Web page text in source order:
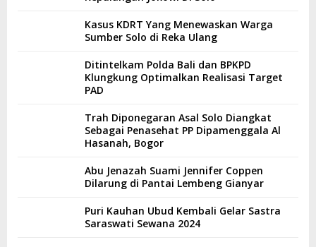
Kasus KDRT Yang Menewaskan Warga
Sumber Solo di Reka Ulang
Ditintelkam Polda Bali dan BPKPD
Klungkung Optimalkan Realisasi Target
PAD
Trah Diponegaran Asal Solo Diangkat
Sebagai Penasehat PP Dipamenggala Al
Hasanah, Bogor
Abu Jenazah Suami Jennifer Coppen
Dilarung di Pantai Lembeng Gianyar
Puri Kauhan Ubud Kembali Gelar Sastra
Saraswati Sewana 2024